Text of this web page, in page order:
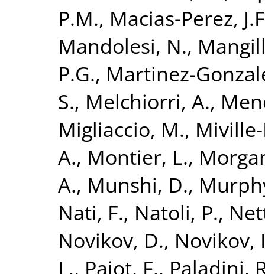
P.M., Macias-Perez,
Mandolesi, N.,
P.G., Martinez-
S., Melchiorri, A.,
Migliaccio, M.,
A., Montier, L.,
A., Munshi, D.,
Nati, F., Natoli, P.,
Novikov, D., Novikov,
L., Pajot, F., Paladini,